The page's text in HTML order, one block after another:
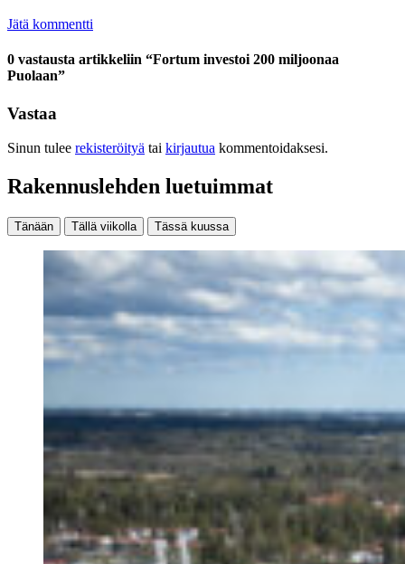
Jätä kommentti
0 vastausta artikkeliin “Fortum investoi 200 miljoonaa
Puolaan”
Vastaa
Sinun tulee rekisteröityä tai kirjautua kommentoidaksesi.
Rakennuslehden luetuimmat
Tänään Tällä viikolla Tässä kuussa